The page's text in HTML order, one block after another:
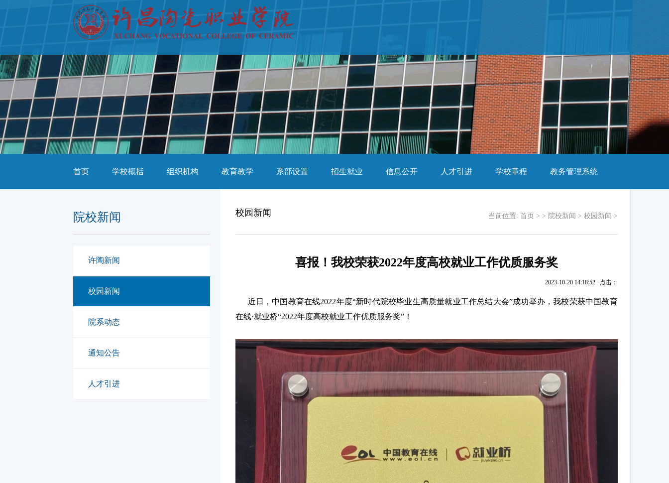
首页 学校概括 组织机构 教育教学 系部设置 招生就业 信息公开 人才引进 学校章程 教务管理系统
院校新闻
许陶新闻
校园新闻
院系动态
通知公告
人才引进
校园新闻 当前位置: 首页 > > 院校新闻 > 校园新闻 >
喜报！我校荣获2022年度高校就业工作优质服务奖
2023-10-20 14:18:52 点击：
近日，中国教育在线2022年度“新时代院校毕业生高质量就业工作总结大会”成功举办，我校荣获中国教育
在线·就业桥“2022年度高校就业工作优质服务奖”！